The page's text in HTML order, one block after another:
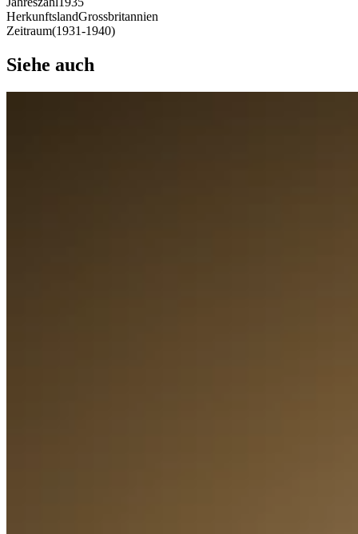
HerkunftslandGrossbritannien
Zeitraum(1931-1940)
Siehe auch